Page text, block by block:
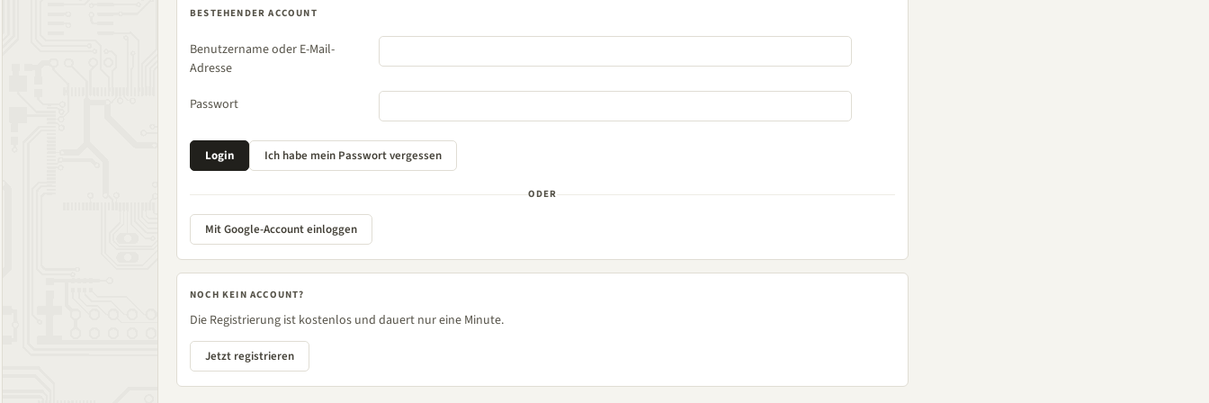
BESTEHENDER ACCOUNT
Benutzername oder E-Mail-
Adresse
Passwort
ODER
Mit Google-Account einloggen
NOCH KEIN ACCOUNT?
Die Registrierung ist kostenlos und dauert nur eine Minute.
Jetzt registrieren